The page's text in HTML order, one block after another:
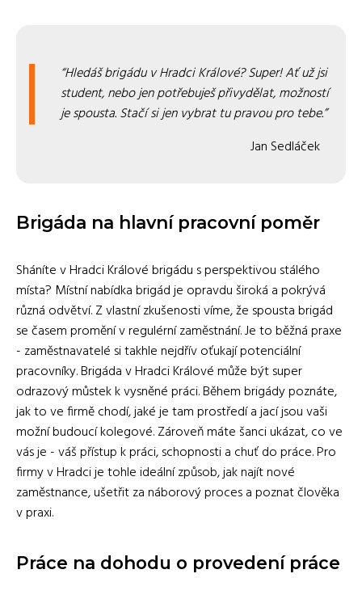
Hledáš brigádu v Hradci Králové? Super! Ať už jsi
student, nebo jen potřebuješ přivydělat, možností
je spousta. Stačí si jen vybrat tu pravou pro tebe.
Jan Sedláček
Brigáda na hlavní pracovní poměr
Sháníte v Hradci Králové brigádu s perspektivou stálého
místa? Místní nabídka brigád je opravdu široká a pokrývá
různá odvětví. Z vlastní zkušenosti víme, že spousta brigád
se časem promění v regulérní zaměstnání. Je to běžná praxe
- zaměstnavatelé si takhle nejdřív oťukají potenciální
pracovníky. Brigáda v Hradci Králové může být super
odrazový můstek k vysněné práci. Během brigády poznáte,
jak to ve firmě chodí, jaké je tam prostředí a jací jsou vaši
možní budoucí kolegové. Zároveň máte šanci ukázat, co ve
vás je - váš přístup k práci, schopnosti a chuť do práce. Pro
firmy v Hradci je tohle ideální způsob, jak najít nové
zaměstnance, ušetřit za náborový proces a poznat člověka
v praxi.
Práce na dohodu o provedení práce